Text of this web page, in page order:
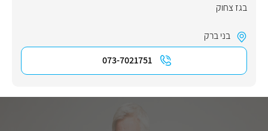
בגז צחוק
בני ברק
073-7021751